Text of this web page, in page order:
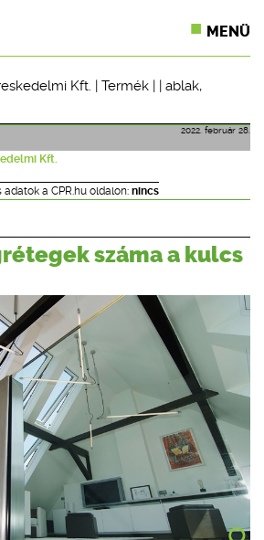
MENÜ
TERMÉKKIÍRÁS
JOG
KÉPZÉSEK
SEGÉDLETEK
Kft. | Termék | | ablak,
2022. február 28.
Kft.
a CPR.hu oldalon: nincs
száma a kulcs